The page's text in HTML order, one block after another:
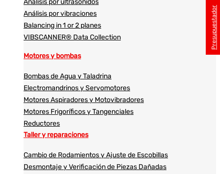
Análisis por ultrasonidos​​
Análisis por vibraciones
Balancing in 1 or 2 planes
VIBSCANNER® Data Collection
Motores y bombas
Bombas de Agua y Taladrina
Electromandrinos y Servomotores
Motores Aspiradores y Motovibradores
Motores Frigoríficos y Tangenciales
Reductores
Taller y reparaciones
Cambio de Rodamientos y Ajuste de Escobillas
Desmontaje y Verificación de Piezas Dañadas
Presupuestador